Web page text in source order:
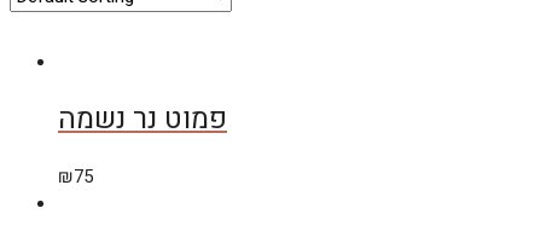
פמוט נר נשמה
₪75